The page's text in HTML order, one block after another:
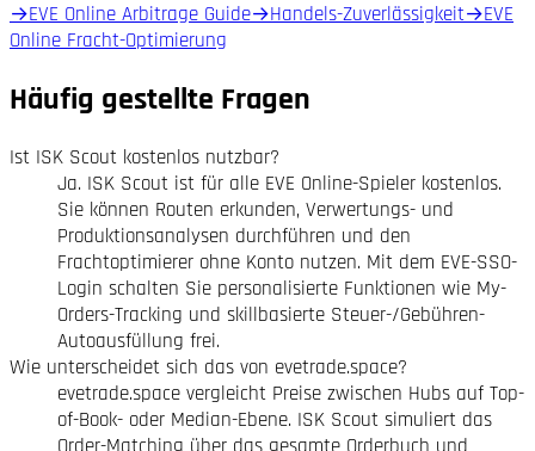
→EVE Online Arbitrage Guide→Handels-Zuverlässigkeit→EVE
Online Fracht-Optimierung
Häufig gestellte Fragen
Ist ISK Scout kostenlos nutzbar?
Ja. ISK Scout ist für alle EVE Online-Spieler kostenlos.
Sie können Routen erkunden, Verwertungs- und
Produktionsanalysen durchführen und den
Frachtoptimierer ohne Konto nutzen. Mit dem EVE-SSO-
Login schalten Sie personalisierte Funktionen wie My-
Orders-Tracking und skillbasierte Steuer-/Gebühren-
Autoausfüllung frei.
Wie unterscheidet sich das von evetrade.space?
evetrade.space vergleicht Preise zwischen Hubs auf Top-
of-Book- oder Median-Ebene. ISK Scout simuliert das